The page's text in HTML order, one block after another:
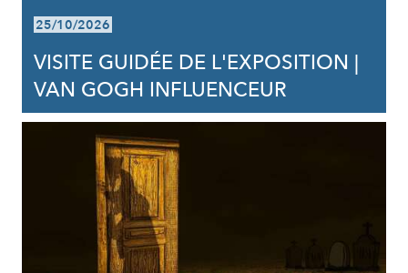
25/10/2026
VISITE GUIDÉE DE L'EXPOSITION |
VAN GOGH INFLUENCEUR